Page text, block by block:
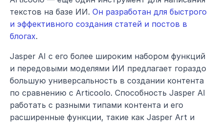
текстов на базе ИИ. Он разработан для быстрого
и эффективного создания статей и постов в
блогах.
Jasper AI с его более широким набором функций
и передовыми моделями ИИ предлагает гораздо
большую универсальность в создании контента
по сравнению с Articoolo. Способность Jasper AI
работать с разными типами контента и его
расширенные функции, такие как Jasper Art и